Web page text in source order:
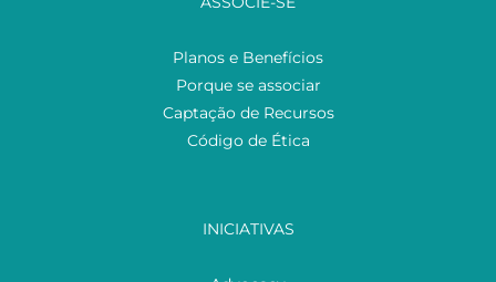
Planos e Benefícios
Porque se associar
Captação de Recursos
Código de Ética
INICIATIVAS